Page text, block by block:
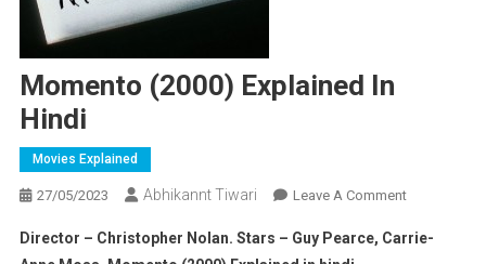
Momento (2000) Explained In
Hindi
Movies Explained
27/05/2023 Abhikannt Tiwari Leave A CommentOn
(2000)
Director – Christopher Nolan. Stars – Guy Pearce, Carrie-